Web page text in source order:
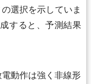
選択を示していま
すると、予測結果
動作は強く非線形